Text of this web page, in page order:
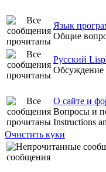
Язык
Общие
Русский
Обсуждение
О сайте и
Вопросы и
Instructions
Очистить куки
сообщения